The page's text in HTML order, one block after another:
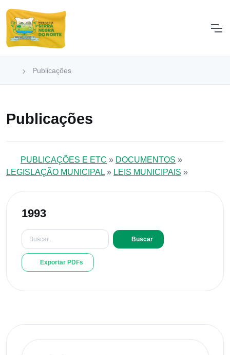
Publicações
Publicações
PUBLICAÇÕES E ETC » DOCUMENTOS »
LEGISLAÇÃO MUNICIPAL » LEIS MUNICIPAIS »
1993
Buscar
Exportar PDFs